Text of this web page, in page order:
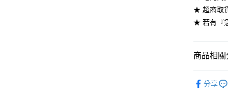
每筆
每筆
★ 超商取
★ 若有『
商品相關
分享